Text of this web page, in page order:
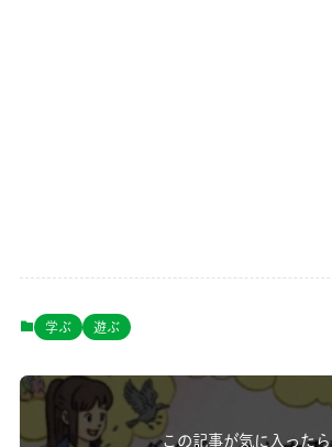
学ぶ 遊ぶ
この記事が気に入ったら